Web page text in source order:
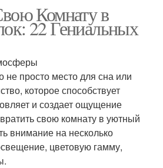
Комнату в
22 Гениальных
просто место для сна или
которое способствует
и создает ощущение
свою комнату в уютный
внимание на несколько
цветовую гамму,